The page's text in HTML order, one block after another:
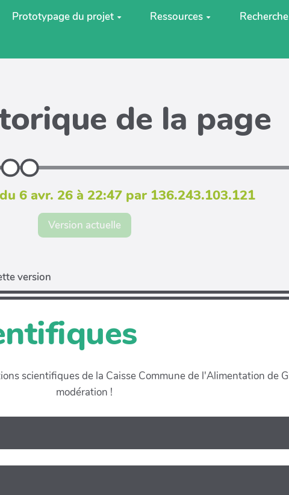
Prototypage du projet Ressources
Recherche
de la page
6 avr. 26 à 22:47 par 136.243.103.121
Version actuelle
version